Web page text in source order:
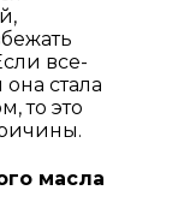
все-
стала
то это
масла